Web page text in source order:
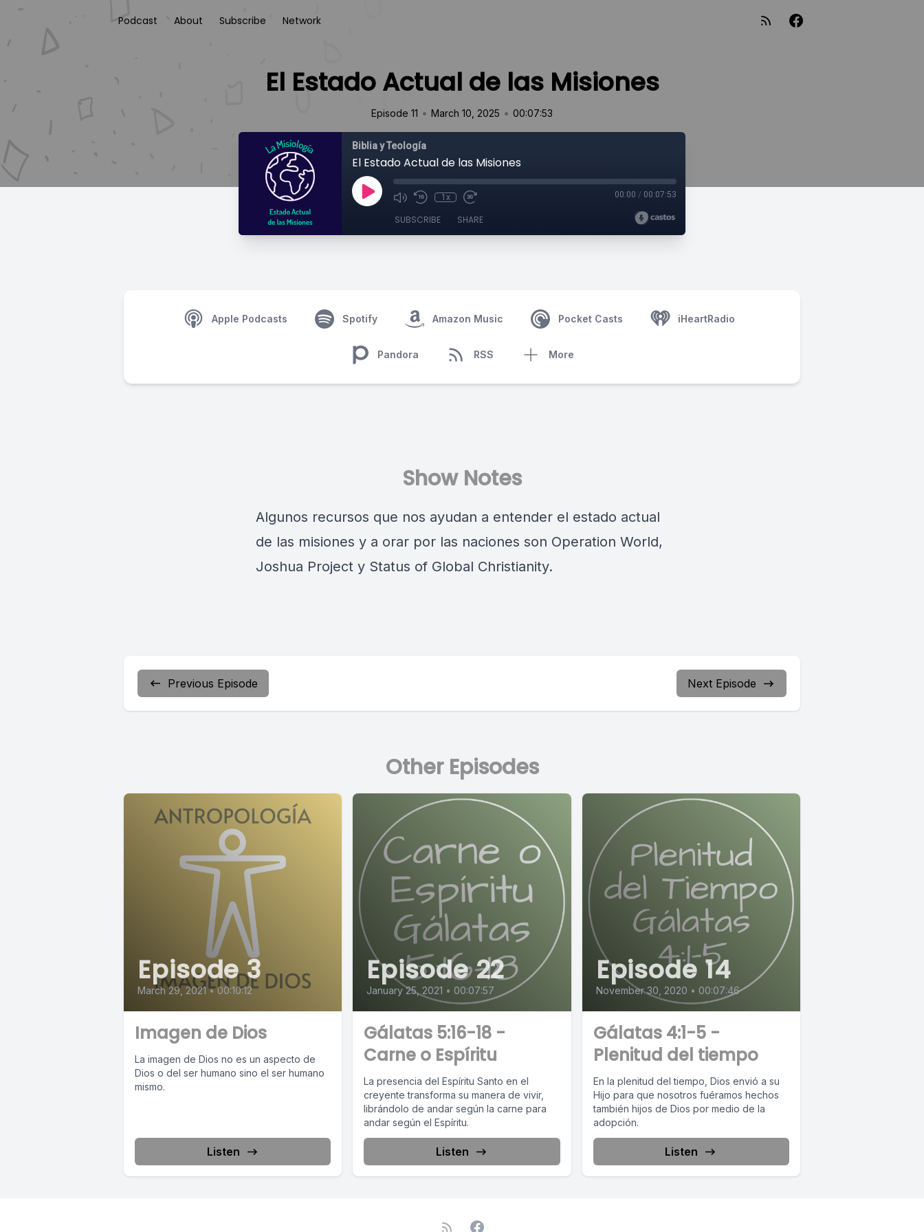
Podcast About Subscribe Network
El Estado Actual de las Misiones
Episode 11 • March 10, 2025 • 00:07:53
Biblia y Teología
El Estado Actual de las Misiones
1x 00:00 / 00:07:53
SUBSCRIBE SHARE
Apple Podcasts Spotify Amazon Music Pocket Casts iHeartRadio
Pandora RSS More
Show Notes
Algunos recursos que nos ayudan a entender el estado actual
de las misiones y a orar por las naciones son Operation World,
Joshua Project y Status of Global Christianity.
Previous Episode Next Episode
Other Episodes
Episode 3
March 29, 2021 • 00:10:12
Imagen de Dios
La imagen de Dios no es un aspecto de
Dios o del ser humano sino el ser humano
mismo.
Listen
Episode 22
January 25, 2021 • 00:07:57
Gálatas 5:16-18 -
Carne o Espíritu
La presencia del Espíritu Santo en el
creyente transforma su manera de vivir,
librándolo de andar según la carne para
andar según el Espíritu.
Listen
Episode 14
November 30, 2020 • 00:07:46
Gálatas 4:1-5 -
Plenitud del tiempo
En la plenitud del tiempo, Dios envió a su
Hijo para que nosotros fuéramos hechos
también hijos de Dios por medio de la
adopción.
Listen